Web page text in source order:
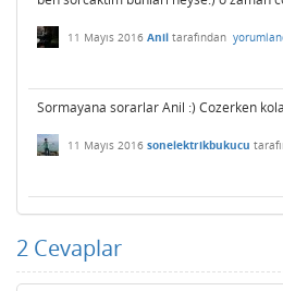
11 Mayıs 2016 Anil tarafından
Sormayana sorarlar Anil :) Cozerken
11 Mayıs 2016 sonelektrikbukucu
2 Cevaplar